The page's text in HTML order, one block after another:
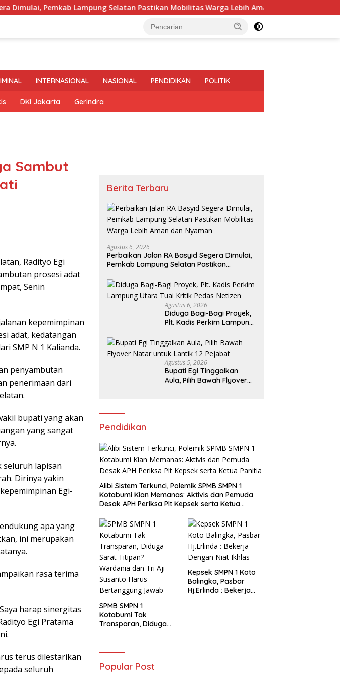
Pemkab Lampung Selatan Pastikan Mobilitas Warga Lebih Aman dan Nyaman
INTERNASIONAL NASIONAL PENDIDIKAN POLITIK
DKI Jakarta Gerindra
Sambut
Radityo Egi
prosesi adat
Senin
kepemimpinan
adat, kedatangan
SMP N 1 Kalianda.
penyambutan
penerimaan dari
bupati yang akan
yang sangat
seluruh lapisan
Dirinya yakin
Egi-
apa yang
ini merupakan
rasa terima
harap sinergitas
Egi Pratama
terus dilestarikan
seluruh
Berita Terbaru
Agustus 6, 2026
Perbaikan Jalan RA Basyid Segera Dimulai,
Pemkab Lampung Selatan Pastikan
Agustus 6, 2026
Diduga Bagi-Bagi Proyek,
Plt. Kadis Perkim Lampung
Netizen
Agustus 5, 2026
Bupati Egi Tinggalkan
Aula, Pilih Bawah Flyover
Pendidikan
Alibi Sistem Terkunci, Polemik SPMB SMPN 1
Kotabumi Kian Memanas: Aktivis dan Pemuda
Desak APH Periksa Plt Kepsek serta Ketua
SPMB SMPN 1
Kotabumi Tak
Transparan, Diduga
Susanto Harus
Kepsek SMPN 1 Koto
Balingka, Pasbar
Hj.Erlinda : Bekerja
Popular Post